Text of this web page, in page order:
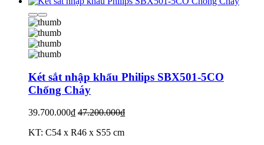
Két sắt nhập khẩu Philips SBX501-5CO
Chống Cháy
39.700.000₫ 47.200.000₫
KT: C54 x R46 x S55 cm